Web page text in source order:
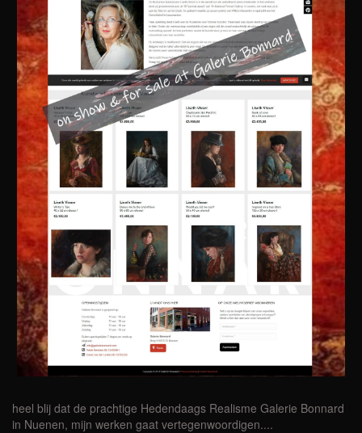
heel blij dat de prachtige Hedendaags Realisme Galerie Bonnard
in Nuenen, mijn werken gaat vertegenwoordigen....